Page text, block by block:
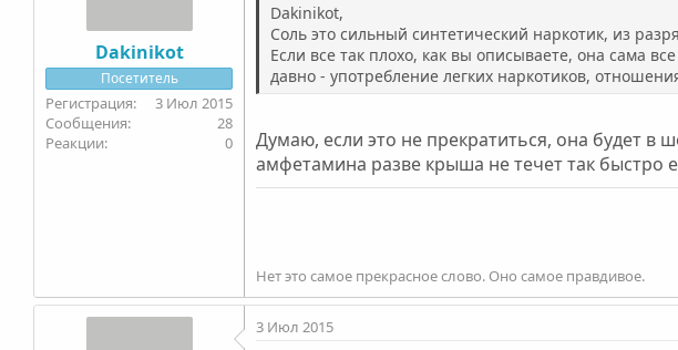
Dakinikot
Посетитель
3 Июл 2015
28
0
Dakinikot,
Соль это сильный синтетический наркотик, из
Если все так плохо, как вы описываете, она сама
давно - употребление легких наркотиков,
Думаю, если это не прекратиться, она будет в
амфетамина разве крыша не течет так быстро
Нет это самое прекрасное слово. Оно самое правдивое.
3 Июл 2015